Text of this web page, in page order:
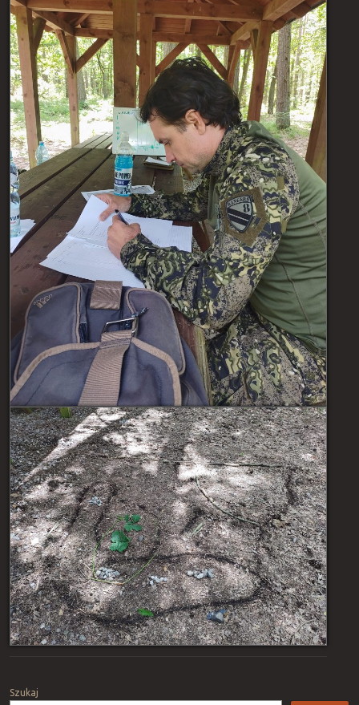
Szukaj